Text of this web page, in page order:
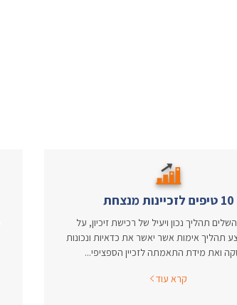
10 טיפים לזכיינות מנצחת
תהליך נכון ויעיל של רכישת זיכיון, על
תהליך אימות אשר יאשר את כדאיות ונכונות
ואת מידת התאמתה לזכיין הספציפי...
קרא עוד